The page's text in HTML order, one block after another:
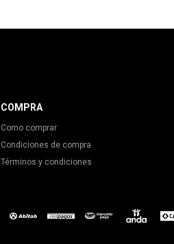
COMPRA
Como comprar
Condiciones de compra
Términos y condiciones